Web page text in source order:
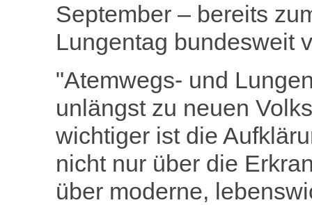
September – bereits
Lungentag bundesweit
"Atemwegs- und
unlängst zu neuen
wichtiger ist die
nicht nur über die
über moderne,